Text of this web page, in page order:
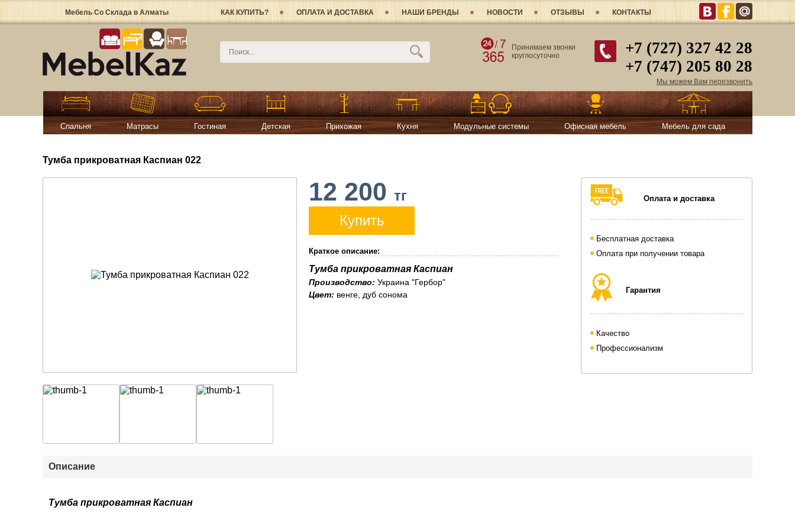
Мебель Со Склада в Алматы КАК КУПИТЬ? ОПЛАТА И ДОСТАВКА НАШИ БРЕНДЫ НОВОСТИ ОТЗЫВЫ КОНТАКТЫ
+7 (727) 327 42 28
+7 (747) 205 80 28
Мы можем Вам перезвонить
Принимаем звонки
круглосуточно
Спальня Матрасы Гостиная Детская Прихожая Кухня Модульные системы Офисная мебель Мебель для сада
Тумба прикроватная Каспиан 022
12 200 тг
Купить
Краткое описание:
Тумба прикроватная Каспиан
Производство: Украина "Гербор"
Цвет: венге, дуб сонома
Оплата и доставка
Бесплатная доставка
Оплата при получении товара
Гарантия
Качество
Профессионализм
Описание
Тумба прикроватная Каспиан